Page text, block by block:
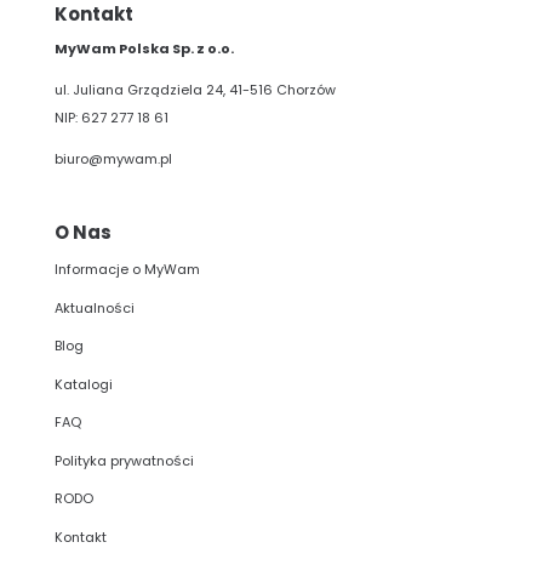
Kontakt
MyWam Polska Sp. z o.o.
ul. Juliana Grządziela 24, 41-516 Chorzów
NIP: 627 277 18 61
biuro@mywam.pl
O Nas
Informacje o MyWam
Aktualności
Blog
Katalogi
FAQ
Polityka prywatności
RODO
Kontakt